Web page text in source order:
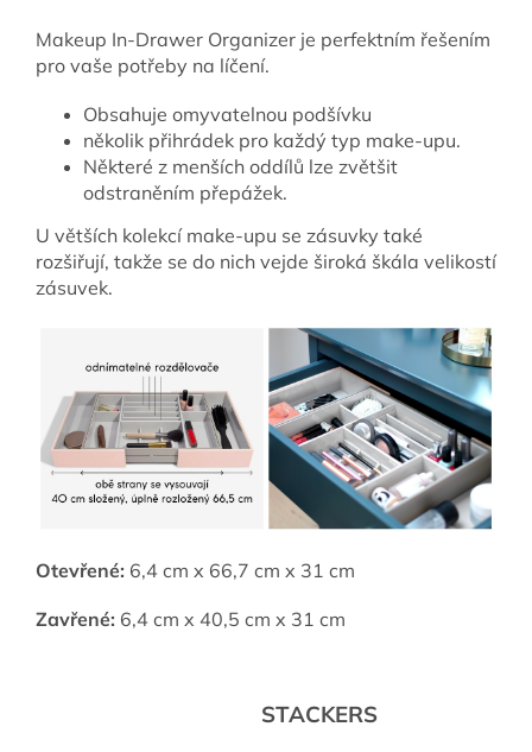
Makeup In-Drawer Organizer je perfektním řešením
pro vaše potřeby na líčení.
Obsahuje omyvatelnou podšívku
několik přihrádek pro každý typ make-upu.
Některé z menších oddílů lze zvětšit
odstraněním přepážek.
U větších kolekcí make-upu se zásuvky také
rozšiřují, takže se do nich vejde široká škála velikostí
zásuvek.
Otevřené: 6,4 cm x 66,7 cm x 31 cm
Zavřené: 6,4 cm x 40,5 cm x 31 cm
STACKERS